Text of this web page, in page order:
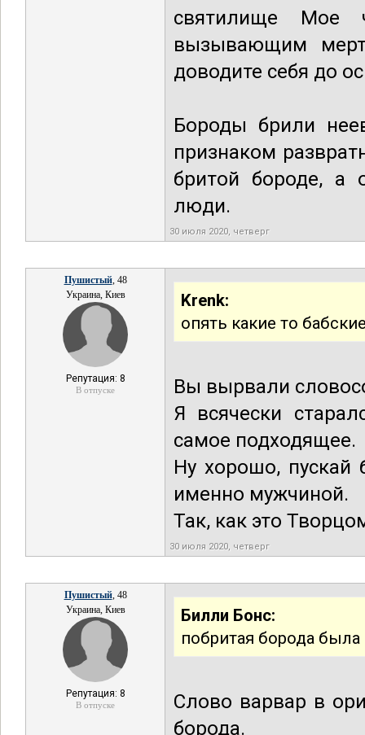
святилище Мое
вызывающим
доводите себя до
Бороды брили
признаком
бритой бороде, а
люди.
30 июля 2020, четверг
Пушистый, 48
Украина, Киев
Репутация: 8
В отпуске
Krenk:
опять какие то
Вы вырвали
Я всячески
самое подходящее.
Ну хорошо, пускай
именно мужчиной.
Так, как это
30 июля 2020, четверг
Пушистый, 48
Украина, Киев
Репутация: 8
В отпуске
Билли Бонс:
побритая борода
Слово варвар в
борода.